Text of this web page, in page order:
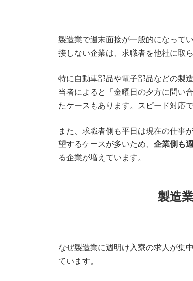
製造業で週末面接が一般的になってい
接しない企業は、求職者を他社に取
特に自動車部品や電子部品などの製
当者によると「金曜日の夕方に問い
たケースもあります。スピード対応
また、求職者側も平日は現在の仕事
望するケースが多いため、 企業側も
る企業が増えています。
製造
なぜ製造業に週明け入寮の求人が集
ています。